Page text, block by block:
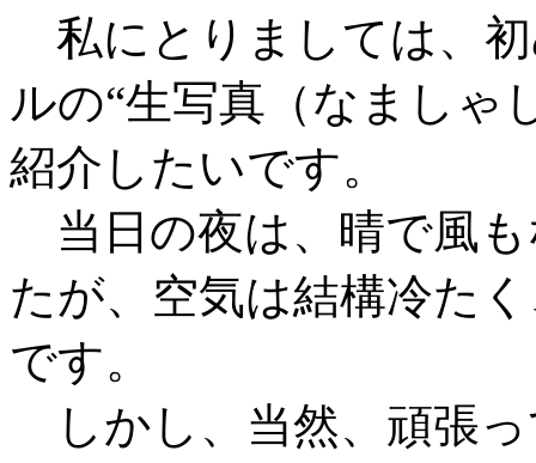
私にとりましては、
ルの“生写真（なましゃ
紹介したいです。
当日の夜は、晴で風
たが、空気は結構冷た
です。
しかし、当然、頑張